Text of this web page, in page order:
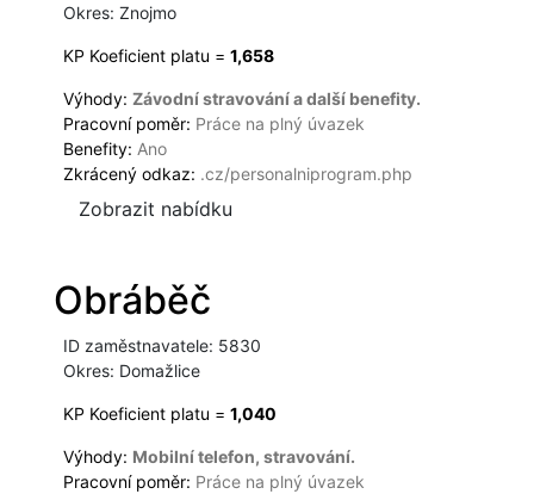
Okres: Znojmo
KP Koeficient platu = 1,658
Výhody: Závodní stravování a další benefity.
Pracovní poměr: Práce na plný úvazek
Benefity: Ano
Zkrácený odkaz: .cz/personalniprogram.php
Zobrazit nabídku
Obráběč
ID zaměstnavatele: 5830
Okres: Domažlice
KP Koeficient platu = 1,040
Výhody: Mobilní telefon, stravování.
Pracovní poměr: Práce na plný úvazek